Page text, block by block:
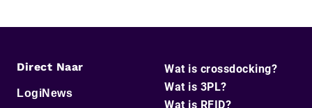
Direct Naar
LogiNews
Wat is crossdocking?
Wat is 3PL?
Wat is RFID?